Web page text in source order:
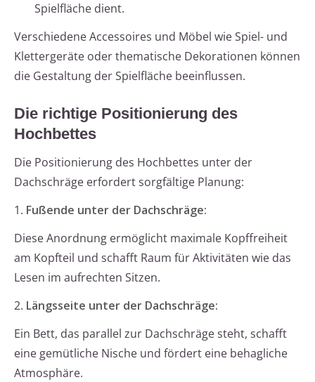
Spielfläche dient.
Verschiedene Accessoires und Möbel wie Spiel- und
Klettergeräte oder thematische Dekorationen können
die Gestaltung der Spielfläche beeinflussen.
Die richtige Positionierung des
Hochbettes
Die Positionierung des Hochbettes unter der
Dachschräge erfordert sorgfältige Planung:
1. Fußende unter der Dachschräge:
Diese Anordnung ermöglicht maximale Kopffreiheit
am Kopfteil und schafft Raum für Aktivitäten wie das
Lesen im aufrechten Sitzen.
2. Längsseite unter der Dachschräge:
Ein Bett, das parallel zur Dachschräge steht, schafft
eine gemütliche Nische und fördert eine behagliche
Atmosphäre.